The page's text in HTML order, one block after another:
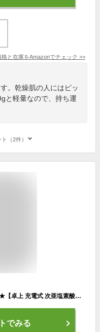
格と在庫をAmazonでチェック >>
。乾燥肌の人にはピッ
と軽量なので、持ち運
（2件）
＼10%OFFクーポン／★宅配便送料無料★【卓上 充電式 次亜塩素酸水対応 スティック ペットボトル グラス コップ オフィス USB 卓上加湿器 コードレス ベッドサイド ポータブル オフィス 小型 コンパクト おしゃれ 一人暮らし】3WAY ハンディサイズ ポータブル加湿器 BP2
でみる